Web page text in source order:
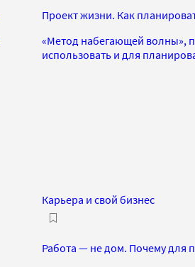
Проект жизни. Как
«Метод набегающей волны»,
использовать и для
Карьера и свой бизнес
Работа — не дом. Почему для